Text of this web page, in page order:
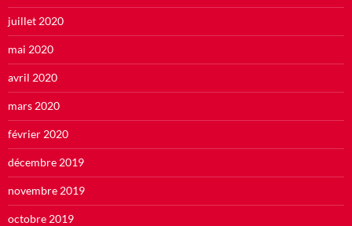
juillet 2020
mai 2020
avril 2020
mars 2020
février 2020
décembre 2019
novembre 2019
octobre 2019